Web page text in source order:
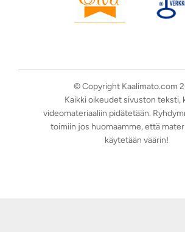
© Copyright Kaalimato.com
Kaikki oikeudet sivuston teksti,
videomateriaaliin pidätetään.
toimiin jos huomaamme, että
käytetään väärin!